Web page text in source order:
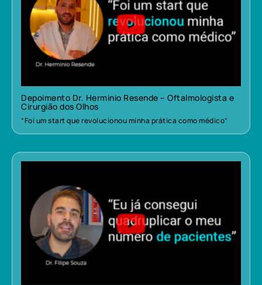
Depoimento Dr. Herminio Resende – Oftalmologista e
Cirurgião dos Olhos
“Foi um start que revolucionou minha prática como médico”